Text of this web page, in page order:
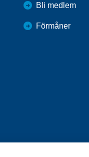
Bli medlem
Förmåner